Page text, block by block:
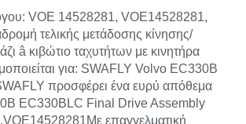
VOE 14528281, VOE14528281,
τελικής μετάδοσης κίνησης/
â κιβώτιο ταχυτήτων με κινητήρα
για: SWAFLY Volvo EC330B
προσφέρει ένα ευρύ απόθεμα
EC330BLC Final Drive Assembly
επαγγελματική